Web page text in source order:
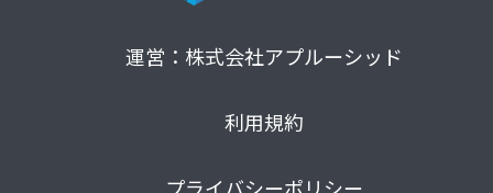
運営：株式会社アプルーシッド
利用規約